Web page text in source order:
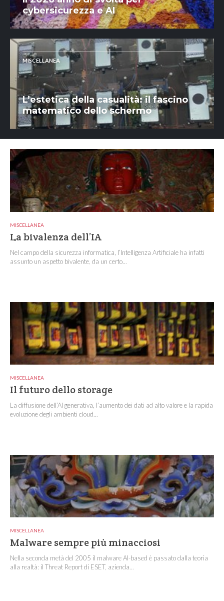
cybersicurezza e AI
MISCELLANEA
L’estetica della casualità: il fascino
matematico dello schermo
MISCELLANEA
La bivalenza dell’IA
Nel campo della sicurezza informatica, l’Intelligenza Artificiale ha infatti
assunto un aspetto bivalente, da un certo...
MISCELLANEA
Il futuro dello storage
La diffusione dell’AI generativa, l’aumento dei dati ad alto valore e la rapida
evoluzione degli ambienti cloud...
MISCELLANEA
Malware sempre più minacciosi
Nella seconda metà del 2005 il malware AI-based è passato dalla teoria
alla realtà: il Threat Report di ESET, azienda...